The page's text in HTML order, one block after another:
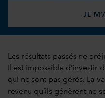
JE
Les résultats passés ne
Il est impossible d’investir
qui ne sont pas gérés. La
revenu qu’ils génèrent ne